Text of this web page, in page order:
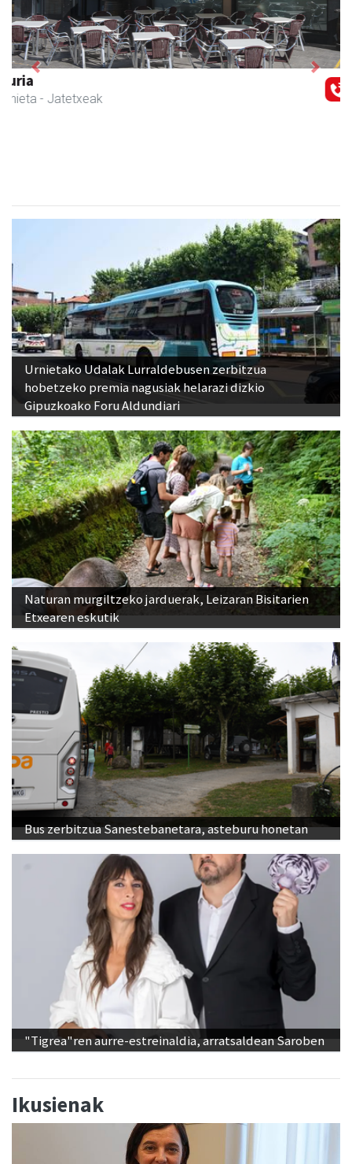
Previous Next
Urnietako Udalak Lurraldebusen zerbitzua
hobetzeko premia nagusiak helarazi dizkio
Gipuzkoako Foru Aldundiari
Naturan murgiltzeko jarduerak, Leizaran Bisitarien
Etxearen eskutik
Bus zerbitzua Sanestebanetara, asteburu honetan
"Tigrea"ren aurre-estreinaldia, arratsaldean Saroben
Ikusienak